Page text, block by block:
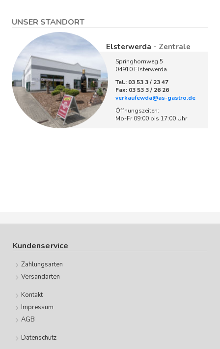
UNSER STANDORT
Elsterwerda - Zentrale
Springhornweg 5
04910 Elsterwerda
Tel.: 03 53 3 / 23 47
Fax: 03 53 3 / 26 26
verkaufewda@as-gastro.de
Öffnungszeiten:
Mo-Fr 09:00 bis 17:00 Uhr
Kundenservice
Zahlungsarten
Versandarten
Kontakt
Impressum
AGB
Datenschutz